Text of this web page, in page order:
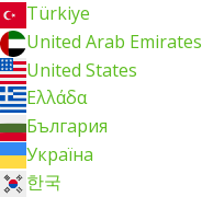
Türkiye
United Arab Emirates
United States
Ελλάδα
България
Україна
한국